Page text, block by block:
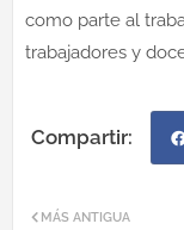
como parte al
trabajadores y
MÁS ANTIGUA